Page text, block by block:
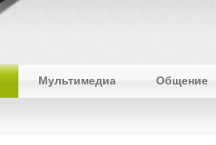
Мультимедиа Общение